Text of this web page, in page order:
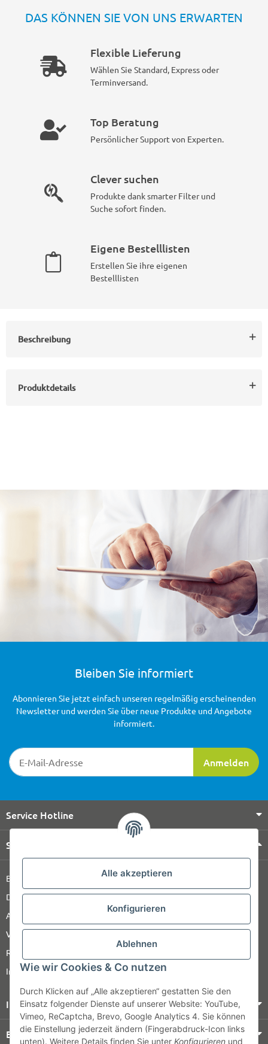
Alle akzeptieren
Konfigurieren
Ablehnen
Wie wir Cookies & Co nutzen
Durch Klicken auf „Alle akzeptieren“ gestatten Sie den
Einsatz folgender Dienste auf unserer Website: YouTube,
Vimeo, ReCaptcha, Brevo, Google Analytics 4. Sie können
die Einstellung jederzeit ändern (Fingerabdruck-Icon links
unten). Weitere Details finden Sie unter Konfigurieren und
DAS KÖNNEN SIE VON UNS ERWARTEN
Flexible Lieferung
Wählen Sie Standard, Express oder
Terminversand.
Top Beratung
Persönlicher Support von Experten.
Clever suchen
Produkte dank smarter Filter und
Suche sofort finden.
Eigene Bestelllisten
Erstellen Sie ihre eigenen
Bestelllisten
Beschreibung
Produktdetails
Bleiben Sie informiert
Newsletter-Registrierung
Anmelden
Abonnieren Sie jetzt einfach unseren regelmäßig erscheinenden
Newsletter und werden Sie über neue Produkte und Angebote
informiert.
Service Hotline
Shop Service
Barrierefreiheitserklärung
Datenschutz
AGB
Versandinformationen
Retour
Impressum
Informationen
Bezahlung & Versand